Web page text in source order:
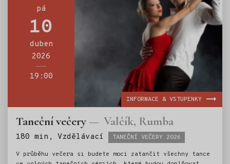
pá
10
duben
2026
19:00
Taneční večery Valčík, Rumba
180 min, Vzdělávací Štítky:
TANEČNÍ VEČERY 2026
V průběhu večera si budete moci zatančit všechny tance
INFORMACE & VSTUPENKY